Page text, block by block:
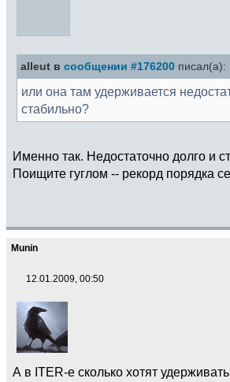
alleut в сообщении #176200 писал(а):
или она там удерживается
стабильно?
Именно так. Недостаточно долго и
Поищите гуглом -- рекорд порядка
Munin
12.01.2009, 00:50
А в ITER-е сколько хотят